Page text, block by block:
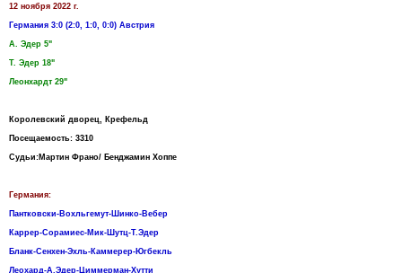
12 ноября 2022 г.
Германия 3:0 (2:0, 1:0, 0:0) Австрия
А. Эдер 5"
Т. Эдер 18"
Леонхардт 29"
Королевский дворец, Крефельд
Посещаемость: 3310
Судьи:Мартин Франо/ Бенджамин Хоппе
Германия:
Пантковски-Вохльгемут-Шинко-Вебер
Каррер-Сорамиес-Мик-Шутц-Т.Эдер
Бланк-Сенхен-Эхль-Каммерер-Югбекль
Леохард-А.Эдер-Циммерман-Хутти